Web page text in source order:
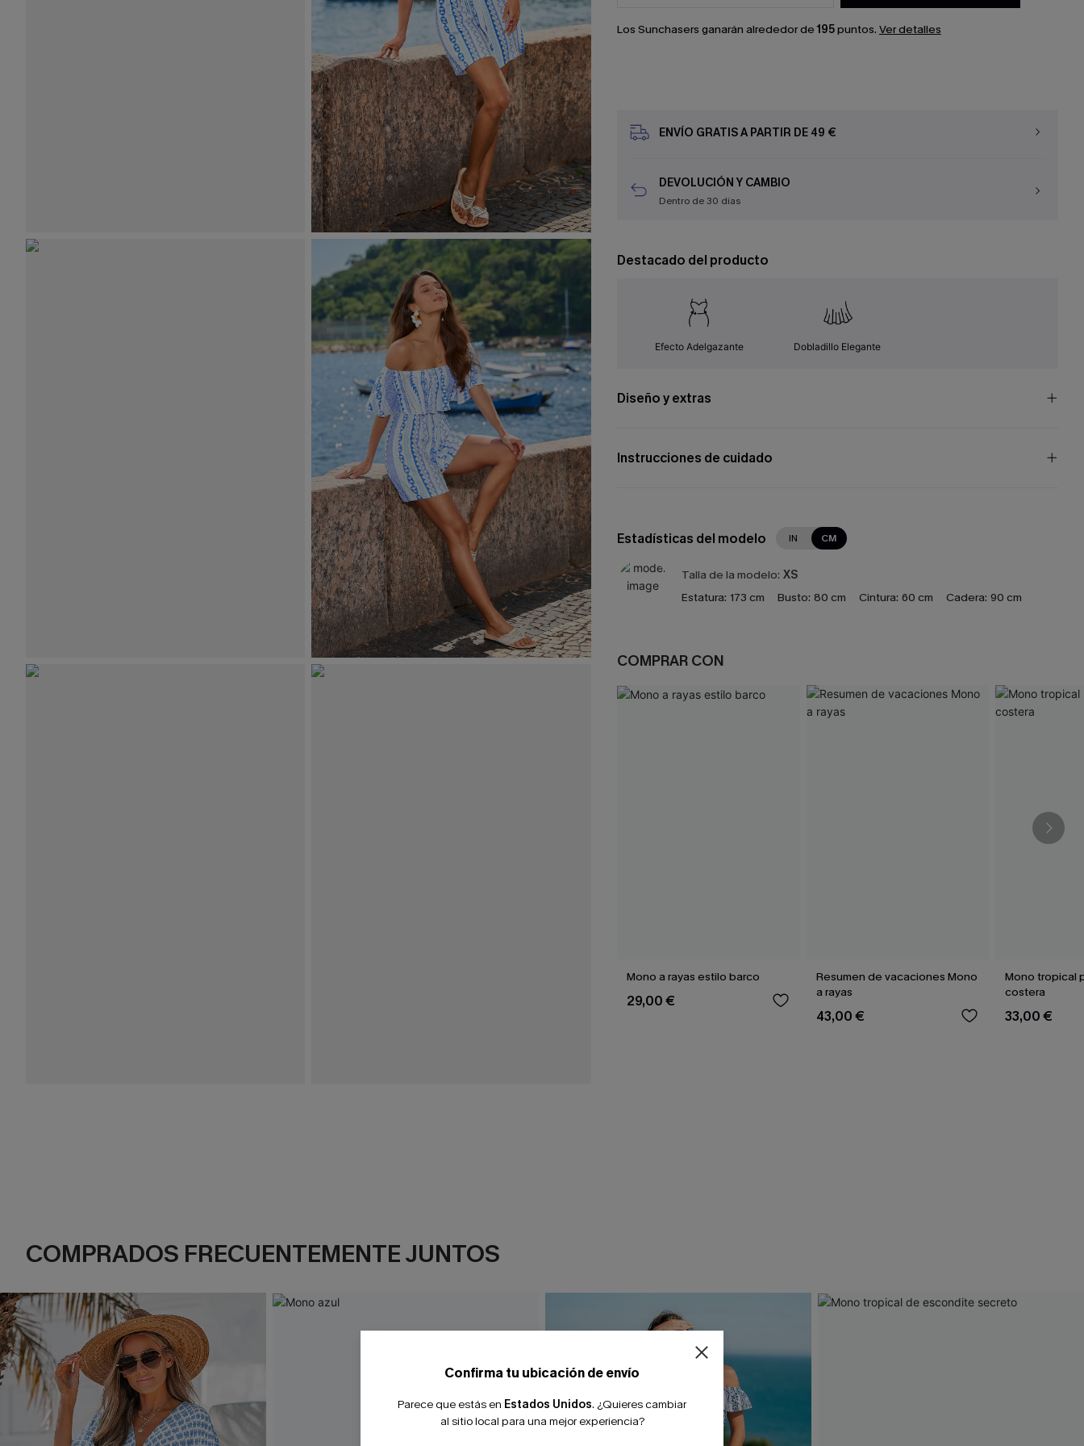
Los Sunchasers ganarán alrededor de 195puntos. Ver detalles
ENVÍO GRATIS A PARTIR DE 49 €
DEVOLUCIÓN Y CAMBIO
Dentro de 30 días
Destacado del producto
Efecto Adelgazante Dobladillo Elegante
Diseño y extras
Instrucciones de cuidado
Estadísticas del modelo IN CM
Talla de la modelo: XS
Estatura: 173 cm Busto: 80 cm Cintura: 60 cm Cadera: 90 cm
COMPRAR CON
Mono a rayas estilo barco
29,00 €
Resumen de vacaciones Mono
a rayas
43,00 €
Mono tropical
costera
33,00 €
COMPRADOS FRECUENTEMENTE JUNTOS
Confirma tu ubicación de envío
Parece que estás en Estados Unidos. ¿Quieres cambiar
al sitio local para una mejor experiencia?
-10% extra sin compra mínima